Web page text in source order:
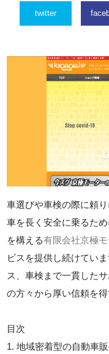
twitter
車選びや車検の際に頼
車を長く安全に乗るた
を構える有限会社京極
ビスを提供し続けてい
ス、車検まで一貫した
の方々から厚い信頼を得
目次
1. 地域密着型の自動車